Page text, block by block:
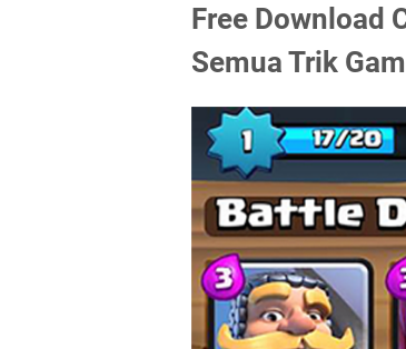
Free Download
Semua Trik